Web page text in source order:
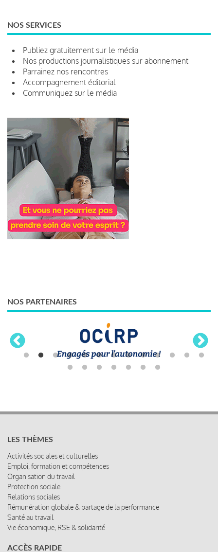
NOS SERVICES
Publiez gratuitement sur le média
Nos productions journalistiques sur abonnement
Parrainez nos rencontres
Accompagnement éditorial
Communiquez sur le média
NOS PARTENAIRES
LES THÈMES
Activités sociales et culturelles
Emploi, formation et compétences
Organisation du travail
Protection sociale
Relations sociales
Rémunération globale & partage de la performance
Santé au travail
Vie économique, RSE & solidarité
ACCÈS RAPIDE